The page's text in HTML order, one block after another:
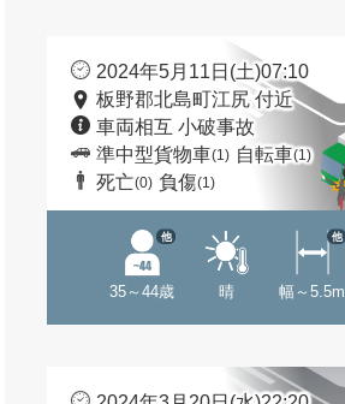
2024年5月11日(土)07:10
板野郡北島町江尻 付近
車両相互 小破事故
準中型貨物車(1) 自転車(1)
死亡(0) 負傷(1)
35～44歳
他
晴 幅～5.5m
他